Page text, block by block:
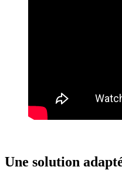
Une solution